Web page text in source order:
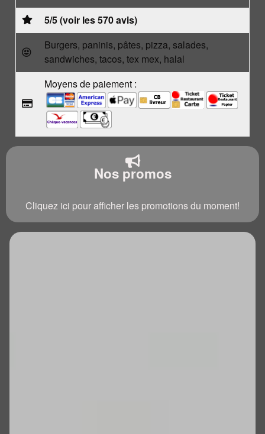
5/5 (voir les 570 avis)
Burgers, paninis, pâtes, pizza, salades,
sandwiches, tacos, tex mex, halal
Moyens de paiement :
Nos promos
Cliquez ici pour afficher les promotions du moment!